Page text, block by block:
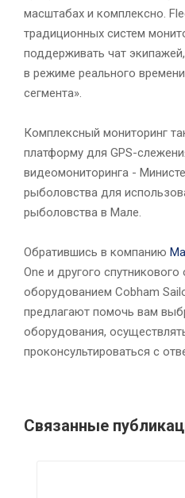
масштабах и комплексно.
традиционных систем
поддерживать чат
в режиме реального
сегмента».
Комплексный мониторинг
платформу для GPS-
видеомониторинга -
рыболовства для
рыболовства в Мале.
Обратившись в компанию
One и другого
оборудованием Cobham
предлагают помочь вам
оборудования,
проконсультироваться с
Связанные